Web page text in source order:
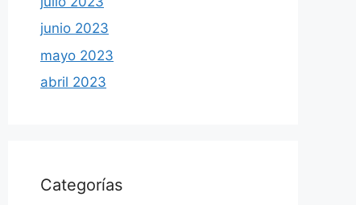
junio 2023
mayo 2023
abril 2023
Categorías